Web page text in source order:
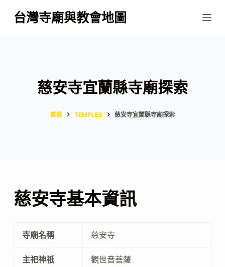
跳
至
台灣寺廟與教會地圖
慈安寺宜蘭縣寺廟探索
首頁 TEMPLES 慈安寺宜蘭縣寺廟探索
慈安寺基本資訊
寺廟名稱 慈安寺
主祀神祇 觀世音菩薩